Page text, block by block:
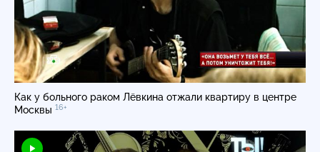
Как у больного раком Лёвкина отжали квартиру в центре
Москвы 16+